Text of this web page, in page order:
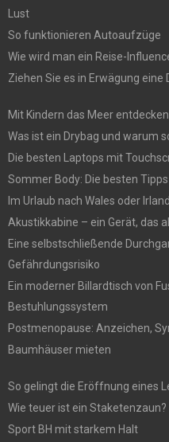
Lust
So funktionieren Autoaufzüge
Wie wird man ein Reise-
Ziehen Sie es in Erwägung
Mit Kindern das Meer
Was ist ein Drybag und warum
Die besten Laptops mit
Sommer Body: Die besten
Im Urlaub nach Wales oder Irland
Akustikkabine – ein Gerät, das
Eine selbstschließende
Gefährdungsrisiko
Ein moderner Billardtisch von
Bestuhlungssystem
Postmenopause: Anzeichen,
Baumhäuser mieten
So gelingt die Eröffnung eines
Wie teuer ist ein Staketenzaun?
Sport BH mit starkem Halt